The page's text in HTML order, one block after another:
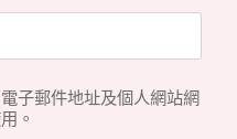
子郵件地址及個人網站網
。